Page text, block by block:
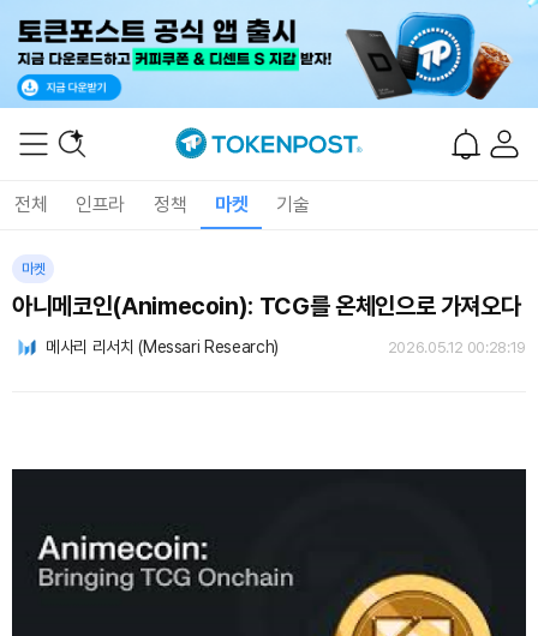
전체 인프라 정책 마켓 기술
마켓
아니메코인(Animecoin): TCG를 온체인으로 가져오다
메사리 리서치 (Messari Research) 2026.05.12 00:28:19